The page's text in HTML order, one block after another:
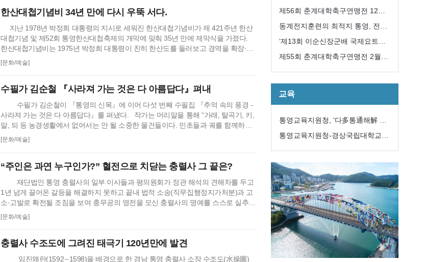
한산대첩기념비 34년 만에 다시 우뚝 서다.
지난 1978년 박정희 대통령의 지시로 세워진 한산대첩기념비가 제 421주년 한산
대첩기념 및 제52회 통영한산대첩축제의 개막에 맞춰 35년 만에 제막식을 가졌다.
한산대첩기념비는 1975년 박정희 대통령이 친히 한산도를 둘러보고 경역을 확장·보
수하라는 지시에 따라 1979년 10월 국비 1억 5천 5백만 원을 투입하여 제승당과 한
[문화/예술]
수필가 김순철 『사라져 가는 것은 다 아름답다』펴내
수필가 김순철이 『통영의 신목』에 이어 다섯 번째 수필집 『추억 속의 풍경 -
사라져 가는 것은 다 아름답다』를 펴냈다. 작가는 머리말을 통해 “가래, 탈곡기, 키,
말, 되 등 농경생활에서 없어서는 안 될 소중한 물건들이다. 민초들과 궤를 함께하며
질곡의 시대를 견뎌온 잊을 수 없는 물건들이 급속한 산업화의 물결과 주거환경의 변
[문화/예술]
“주인은 과연 누구인가?” 혈전으로 치닫는 충렬사 그 끝은?
재단법인 통영 충렬사의 일부 이사들과 평의원회가 정관 해석의 견해차를 두고
1년 넘게 끌어온 갈등을 해결하지 못하고 끝내 법적 소송(직무집행정지가처분)과 고
소·고발로 확전될 조짐을 보여 충무공의 영전을 모신 충렬사의 명예를 스스로 실추시
키고 있다는 비난을 자처하고 있다. 6일 오전 통영 충렬사 이사 일부는 ‘통영 충렬사
를 지키는 사람들’이란 이름으로 통영시 브리핑 룸에서 기자회견을 자청하고 일련의
[문화/예술]
충렬사 수조도에 그려진 태극기 120년만에 발견
임진왜란(1592∼1598)을 배경으로 한 경남 통영 충렬사 소장 수조도(水操圖)
개최
제56회 춘계대학축구연맹전 12일
개막
동계전지훈련의 최적지 통영, 전국
에서 모이다
‘제13회 이순신장군배 국제요트대
회’ 내달 8일개막
제55회 춘계대학축구연맹전 2월
12일 개막
교육
통영교육지원청, ‘다多통通해解 학
생맞춤통합지원 전문자문위원단’구
성
통영교육지원청-경상국립대학교
해양과학대학,